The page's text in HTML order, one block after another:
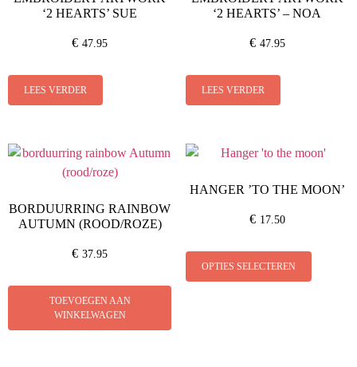
‘2 HEARTS’ SUE
€ 47.95
LEES VERDER
‘2 HEARTS’ – NOA
€ 47.95
LEES VERDER
BORDUURRING RAINBOW
AUTUMN (ROOD/ROZE)
€ 37.95
TOEVOEGEN AAN
WINKELWAGEN
HANGER ’TO THE MOON’
€ 17.50
OPTIES SELECTEREN